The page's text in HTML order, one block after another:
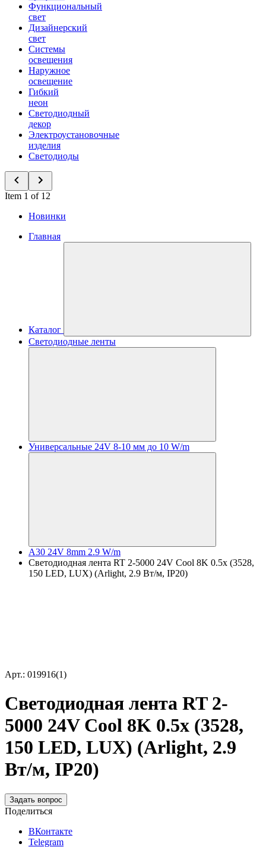
Функциональный
свет
Дизайнерский
свет
Системы
освещения
Наружное
освещение
Гибкий
неон
Светодиодный
декор
Электроустановочные
изделия
Светодиоды
Item 1 of 12
Новинки
Главная
Каталог
Светодиодные ленты
Универсальные 24V 8-10 мм до 10 W/m
A30 24V 8mm 2.9 W/m
Светодиодная лента RT 2-5000 24V Cool 8K 0.5x (3528,
150 LED, LUX) (Arlight, 2.9 Вт/м, IP20)
Арт.: 019916(1)
Светодиодная лента RT 2-
5000 24V Cool 8K 0.5x (3528,
150 LED, LUX) (Arlight, 2.9
Вт/м, IP20)
Задать вопрос
Поделиться
ВКонтакте
Telegram